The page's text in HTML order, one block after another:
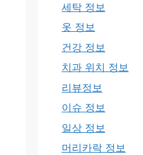
세탁 정보
옷 정보
건강 정보
치과 위치 정보
리뷰정보
이슈 정보
일상 정보
머리카락 정보